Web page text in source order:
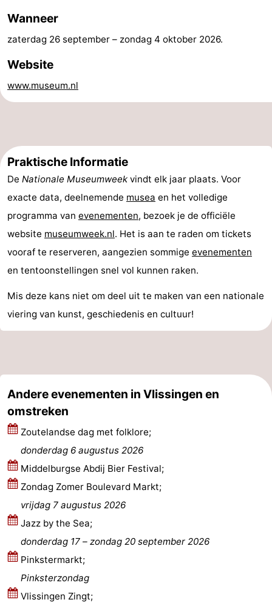
-
Zwembaden
Wandelen
-
Golfbanen
Eten
en
drinken
Ringrijden
Evenementen
Praktisch
Forum
Route
Reisboekenwinkel
Medische
adressen
Regio
Zeeland
Schouwen-
Duiveland
Brouwershaven
-
Wanneer
zaterdag 26 september – zondag 4 oktober 2026.
Website
www.museum.nl
Praktische Informatie
De Nationale Museumweek vindt elk jaar plaats. Voor
exacte data, deelnemende musea en het volledige
programma van evenementen, bezoek je de officiële
website museumweek.nl. Het is aan te raden om tickets
vooraf te reserveren, aangezien sommige evenementen
en tentoonstellingen snel vol kunnen raken.
Mis deze kans niet om deel uit te maken van een nationale
viering van kunst, geschiedenis en cultuur!
Andere evenementen in Vlissingen en
omstreken
Zoutelandse dag met folklore;
donderdag 6 augustus 2026
Middelburgse Abdij Bier Festival;
Zondag Zomer Boulevard Markt;
vrijdag 7 augustus 2026
Jazz by the Sea;
donderdag 17 – zondag 20 september 2026
Pinkstermarkt;
Pinksterzondag
Vlissingen Zingt;